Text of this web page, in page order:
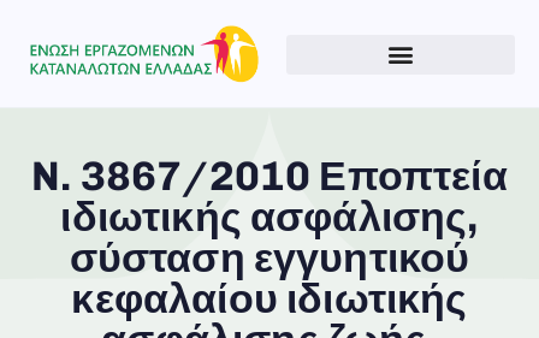
N. 3867/2010 Εποπτεία
ιδιωτικής ασφάλισης,
σύσταση εγγυητικού
κεφαλαίου ιδιωτικής
Type and hit enter